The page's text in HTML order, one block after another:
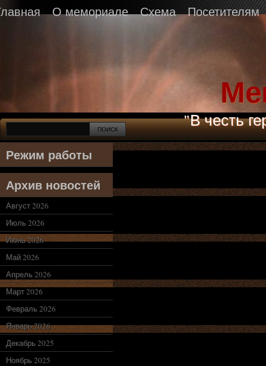
О мемориале Схема Посетителям
"В честь
Режим работы
Архив новостей
Август 2026
Июль 2026
Июнь 2026
Май 2026
Апрель 2026
Март 2026
Февраль 2026
Январь 2026
Декабрь 2025
Ноябрь 2025